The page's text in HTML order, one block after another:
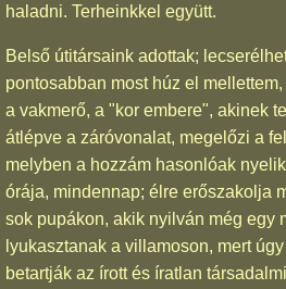
haladni. Terheinkkel együtt.
Belső útitársaink adottak;
pontosabban most húz el
a vakmerő, a "kor embere", akinek
átlépve a záróvonalat, megelőzi a
melyben a hozzám hasonlóak
órája, mindennap; élre erőszakolja
sok pupákon, akik nyilván még egy
lyukasztanak a villamoson, mert
betartják az írott és íratlan